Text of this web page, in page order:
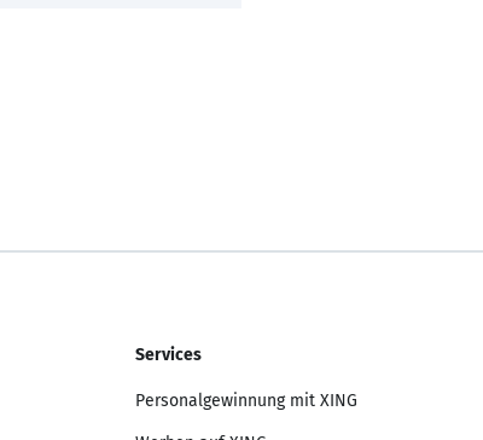
Services
Personalgewinnung mit XING